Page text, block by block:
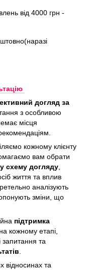
від 4000 грн -
догляд за
з особливою
місця
кожному клієнту
вам обрати
схему догляду
життя та вплив
ретельно аналізують
зміни, що
підтримка
кожному етапі,
запитання та
відносинах та